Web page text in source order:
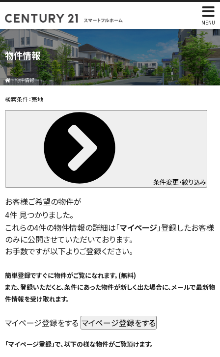
MENU
物件情報
>物件情報
検索条件：売地
条件変更・絞り込み
お客様ご希望の物件が
4件 見つかりました。
これらの4件の物件情報の詳細は「マイページ」登録したお客様
のみに公開させていただいております。
お手数ですが以下よりご登録ください。
簡単登録ですぐに物件がご覧になれます。(無料)
また、登録いただくと、条件にあった物件が新しく出た場合に、メールで最新物
件情報を受け取れます。
マイページ登録をする
「マイページ登録」で、以下の様な物件がご覧頂けます。